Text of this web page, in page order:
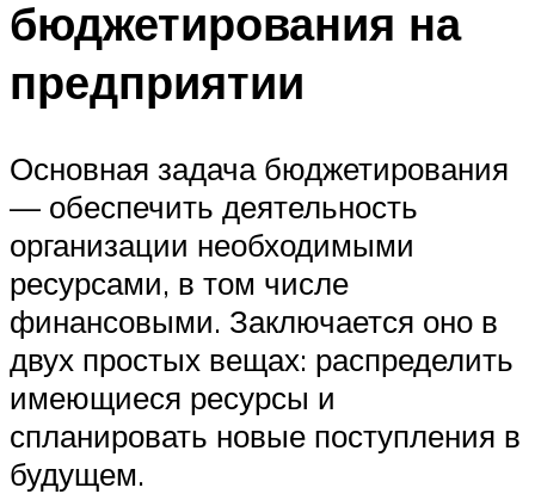
бюджетирования на
предприятии
Основная задача бюджетирования
— обеспечить деятельность
организации необходимыми
ресурсами, в том числе
финансовыми. Заключается оно в
двух простых вещах: распределить
имеющиеся ресурсы и
спланировать новые поступления в
будущем.